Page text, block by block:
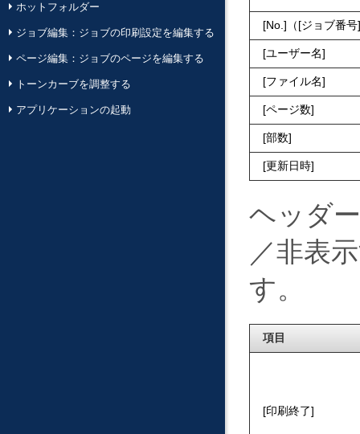
ホットフォルダー
ジョブ編集：ジョブの印刷設定を編集する
ページ編集：ジョブのページを編集する
トーンカーブを調整する
アプリケーションの起動
No. （ ジョブ番号
ユーザー名
ファイル名
ページ数
部数
更新日時
ヘッダ
／非表
す。
項目
印刷終了